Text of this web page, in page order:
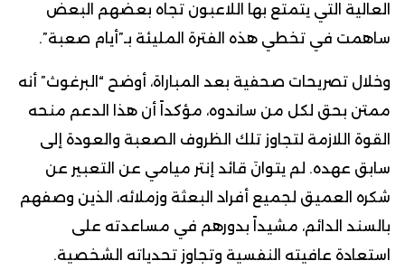
العالية التي يتمتع بها اللاعبون تجاه بعضهم البعض
ساهمت في تخطي هذه الفترة المليئة بـ”أيام صعبة”.
وخلال تصريحات صحفية بعد المباراة، أوضح “البرغوث” أنه
ممتن بحق لكل من ساندوه، مؤكداً أن هذا الدعم منحه
القوة اللازمة لتجاوز تلك الظروف الصعبة والعودة إلى
سابق عهده. لم يتوانَ قائد إنتر ميامي عن التعبير عن
شكره العميق لجميع أفراد البعثة وزملائه، الذين وصفهم
بالسند الدائم، مشيداً بدورهم في مساعدته على
استعادة عافيته النفسية وتجاوز تحدياته الشخصية.